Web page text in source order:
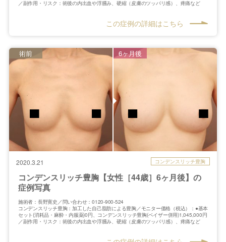
／副作用・リスク：術後の内出血や浮腫み、硬縮（皮膚のツッパリ感）、疼痛など
この症例の詳細はこちら
2020.3.21 コンデンスリッチ豊胸
コンデンスリッチ豊胸【女性［44歳］6ヶ月後】の
症例写真
術前 6ヶ月後
施術者：長野寛史／問い合わせ：0120-900-524
コンデンスリッチ豊胸：加工した自己脂肪による豊胸／モニター価格（税込）：●基本
セット(消耗品・麻酔・内服薬)0円、コンデンスリッチ豊胸(ベイザー併用)1,045,000円
／副作用・リスク：術後の内出血や浮腫み、硬縮（皮膚のツッパリ感）、疼痛など